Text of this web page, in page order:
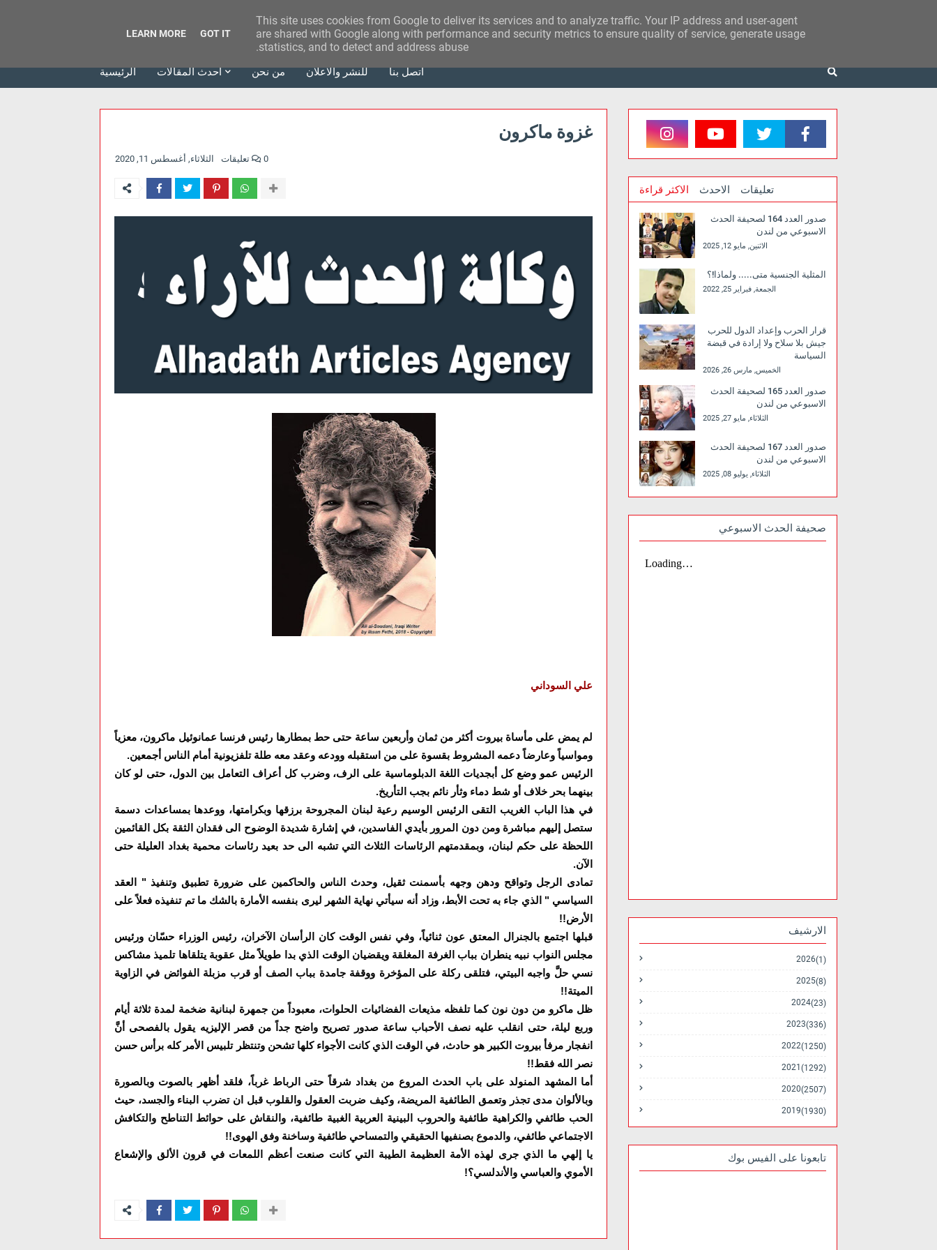
وكالة الحدث للآراء
الرئيسية أحدث المقالات من نحن للنشر والاعلان أتصل بنا
غزوة ماكرون
الثلاثاء, أغسطس 11, 2020 0 تعليقات
علي السوداني
لم يمض على مأساة بيروت أكثر من ثمان وأربعين ساعة حتى حط بمطارها رئيس فرنسا عمانوئيل ماكرون، معزياً
ومواسياً وعارضاً دعمه المشروط بقسوة على من استقبله وودعه وعقد معه طلة تلفزيونية أمام الناس أجمعين.
الرئيس عمو وضع كل أبجديات اللغة الدبلوماسية على الرف، وضرب كل أعراف التعامل بين الدول، حتى لو كان
بينهما بحر خلاف أو شط دماء وثأر نائم بجب التأريخ.
في هذا الباب الغريب التقى الرئيس الوسيم رعية لبنان المجروحة برزقها وبكرامتها، ووعدها بمساعدات دسمة
ستصل إليهم مباشرة ومن دون المرور بأيدي الفاسدين، في إشارة شديدة الوضوح الى فقدان الثقة بكل القائمين
اللحظة على حكم لبنان، وبمقدمتهم الرئاسات الثلاث التي تشبه الى حد بعيد رئاسات محمية بغداد العليلة حتى
الآن.
تمادى الرجل وتواقح ودهن وجهه بأسمنت ثقيل، وحدث الناس والحاكمين على ضرورة تطبيق وتنفيذ " العقد
السياسي " الذي جاء به تحت الأبط، وزاد أنه سيأتي نهاية الشهر ليرى بنفسه الأمارة بالشك ما تم تنفيذه فعلاً على
الأرض!!
قبلها اجتمع بالجنرال المعتق عون ثنائياً، وفي نفس الوقت كان الرأسان الآخران، رئيس الوزراء حسّان ورئيس
مجلس النواب نبيه ينطران بباب الغرفة المغلقة ويقضيان الوقت الذي بدا طويلاً مثل عقوبة يتلقاها تلميذ مشاكس
نسي حلَّ واجبه البيتي، فتلقى ركلة على المؤخرة ووقفة جامدة بباب الصف أو قرب مزبلة الفوائض في الزاوية
الميتة!!
ظل ماكرو من دون نون كما تلفظه مذيعات الفضائيات الحلوات، معبوداً من جمهرة لبنانية ضخمة لمدة ثلاثة أيام
وربع ليلة، حتى انقلب عليه نصف الأحباب ساعة صدور تصريح واضح جداً من قصر الإليزيه يقول بالفصحى أنَّ
انفجار مرفأ بيروت الكبير هو حادث، في الوقت الذي كانت الأجواء كلها تشحن وتنتظر تلبيس الأمر كله برأس حسن
نصر الله فقط!!
أما المشهد المنولد على باب الحدث المروع من بغداد شرقاً حتى الرباط غرباً، فلقد أظهر بالصوت وبالصورة
وبالألوان مدى تجذر وتعمق الطائفية المريضة، وكيف ضربت العقول والقلوب قبل ان تضرب البناء والجسد، حيث
الحب طائفي والكراهية طائفية والحروب البينية العربية الغبية طائفية، والنقاش على حوائط التناطح والتكافش
الاجتماعي طائفي، والدموع بصنفيها الحقيقي والتمساحي طائفية وساخنة وفق الهوى!!
يا إلهي ما الذي جرى لهذه الأمة العظيمة الطيبة التي كانت صنعت أعظم اللمعات في قرون الألق والإشعاع
الأموي والعباسي والأندلسي؟!
الاكثر قراءة الاحدث تعليقات
صدور العدد 164 لصحيفة الحدث
الاسبوعي من لندن
الاثنين, مايو 12, 2025
المثلية الجنسية متى..... ولماذا!؟
الجمعة, فبراير 25, 2022
قرار الحرب وإعداد الدول للحرب
جيش بلا سلاح ولا إرادة في قبضة
السياسة
الخميس, مارس 26, 2026
صدور العدد 165 لصحيفة الحدث
الاسبوعي من لندن
الثلاثاء, مايو 27, 2025
صدور العدد 167 لصحيفة الحدث
الاسبوعي من لندن
الثلاثاء, يوليو 08, 2025
صحيفة الحدث الاسبوعي
الارشيف
2026 (1)
2025 (8)
2024 (23)
2023 (336)
2022 (1250)
2021 (1292)
2020 (2507)
2019 (1930)
تابعونا على الفيس بوك
This site uses cookies from Google to deliver its services and to analyze traffic. Your IP address and user-agent
are shared with Google along with performance and security metrics to ensure quality of service, generate usage
statistics, and to detect and address abuse.
LEARN MORE GOT IT